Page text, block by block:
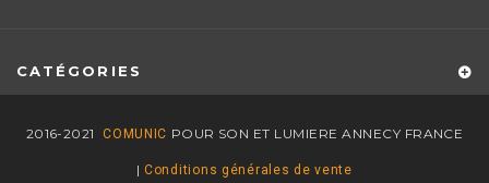
CATÉGORIES
2016-2021 COMUNIC POUR SON ET LUMIERE ANNECY FRANCE
|Conditions générales de vente